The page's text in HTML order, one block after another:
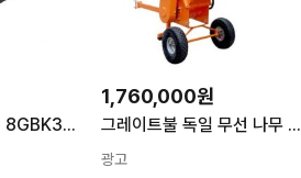
DKM 80각 감속기 8GBK360BMH (1/360)
1,760,000원
그레이트불 독일 무선 나무 파쇄기 Greatbull GBK-70 잔가지 목재 볏짚 분쇄기
광고